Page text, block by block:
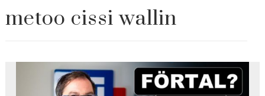
metoo cissi wallin